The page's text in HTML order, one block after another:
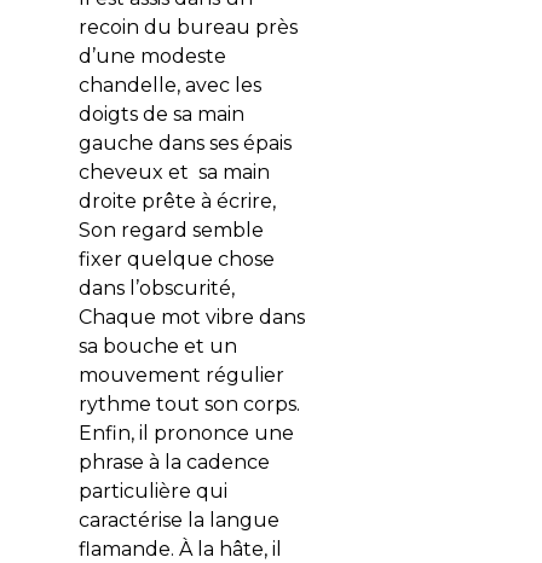
recoin du bureau près
d’une modeste
chandelle, avec les
doigts de sa main
gauche dans ses épais
cheveux et sa main
droite prête à écrire,
Son regard semble
fixer quelque chose
dans l’obscurité,
Chaque mot vibre dans
sa bouche et un
mouvement régulier
rythme tout son corps.
Enfin, il prononce une
phrase à la cadence
particulière qui
caractérise la langue
flamande. À la hâte, il